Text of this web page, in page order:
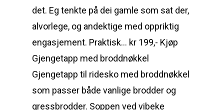
det. Eg tenkte på dei gamle som sat der,
alvorlege, og andektige med oppriktig
engasjement. Praktisk… kr 199,- Kjøp
Gjengetapp med broddnøkkel
Gjengetapp til ridesko med broddnøkkel
som passer både vanlige brodder og
gressbrodder. Soppen ved vibeke